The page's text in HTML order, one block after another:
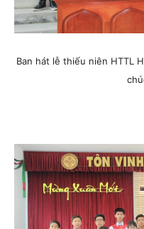
Ban hát lễ thiếu niên HTTL